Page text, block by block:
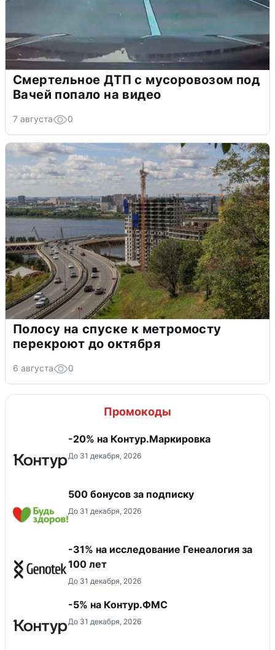
Смертельное ДТП с мусоровозом под
Вачей попало на видео
7 августа 0
Полосу на спуске к метромосту
перекроют до октября
6 августа 0
Промокоды
-20% на Контур.Маркировка
До 31 декабря, 2026
500 бонусов за подписку
До 31 декабря, 2026
-31% на исследование Генеалогия за
100 лет
До 31 декабря, 2026
-5% на Контур.ФМС
До 31 декабря, 2026